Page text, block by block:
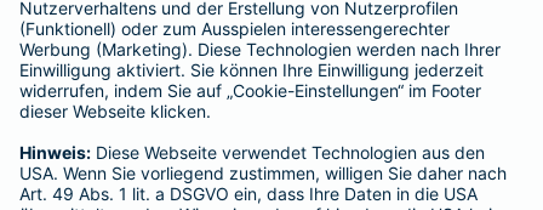
Tierversicherungen
Haftpflichtversicherung
Hausratversicherung
Adresse ändern
Schaden melden